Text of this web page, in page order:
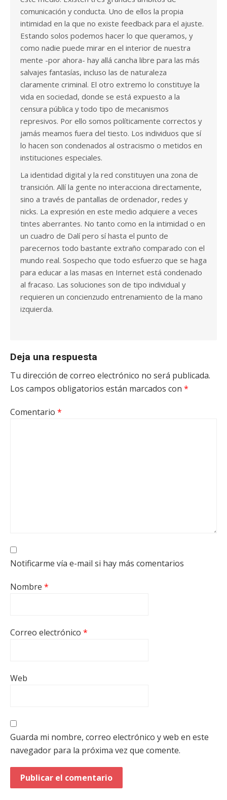
comunicación y conducta. Uno de ellos la propia
intimidad en la que no existe feedback para el ajuste.
Estando solos podemos hacer lo que queramos, y
como nadie puede mirar en el interior de nuestra
mente -por ahora- hay allá cancha libre para las más
salvajes fantasías, incluso las de naturaleza
claramente criminal. El otro extremo lo constituye la
vida en sociedad, donde se está expuesto a la
censura pública y todo tipo de mecanismos
represivos. Por ello somos políticamente correctos y
jamás meamos fuera del tiesto. Los individuos que sí
lo hacen son condenados al ostracismo o metidos en
instituciones especiales.
La identidad digital y la red constituyen una zona de
transición. Allí la gente no interacciona directamente,
sino a través de pantallas de ordenador, redes y
nicks. La expresión en este medio adquiere a veces
tintes aberrantes. No tanto como en la intimidad o en
un cuadro de Dalí pero sí hasta el punto de
parecernos todo bastante extraño comparado con el
mundo real. Sospecho que todo esfuerzo que se haga
para educar a las masas en Internet está condenado
al fracaso. Las soluciones son de tipo individual y
requieren un concienzudo entrenamiento de la mano
izquierda.
Deja una respuesta
Tu dirección de correo electrónico no será publicada.
Los campos obligatorios están marcados con *
Comentario *
Notificarme vía e-mail si hay más comentarios
Nombre *
Correo electrónico *
Web
Guarda mi nombre, correo electrónico y web en este
navegador para la próxima vez que comente.